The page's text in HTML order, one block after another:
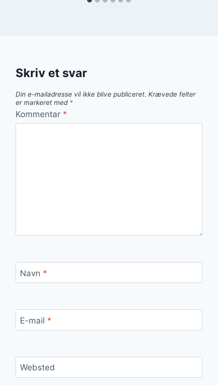
Skriv et svar
Din e-mailadresse vil ikke blive publiceret. Krævede felter
er markeret med *
Kommentar *
Navn *
E-mail *
Websted